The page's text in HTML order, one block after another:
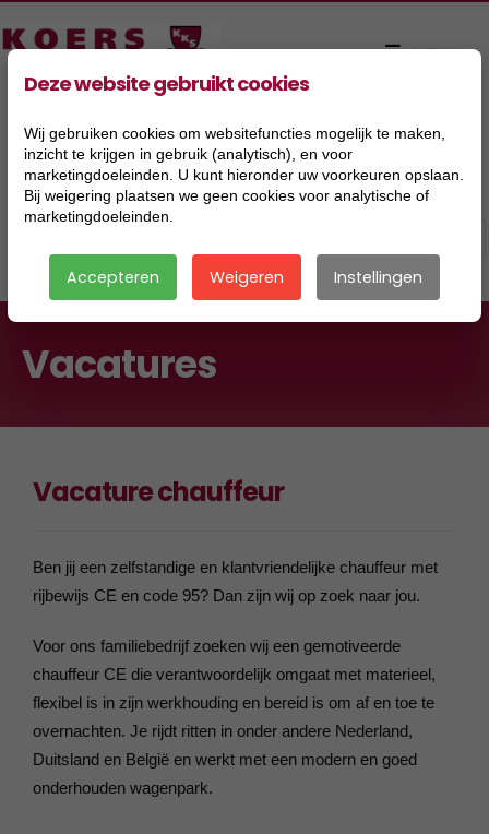
Vacatures
Vacature chauffeur
Ben jij een zelfstandige en klantvriendelijke chauffeur met
rijbewijs CE en code 95? Dan zijn wij op zoek naar jou.
Voor ons familiebedrijf zoeken wij een gemotiveerde
chauffeur CE die verantwoordelijk omgaat met materieel,
flexibel is in zijn werkhouding en bereid is om af en toe te
overnachten. Je rijdt ritten in onder andere Nederland,
Duitsland en België en werkt met een modern en goed
onderhouden wagenpark.
Deze website gebruikt cookies
Wij gebruiken cookies om websitefuncties mogelijk te maken,
inzicht te krijgen in gebruik (analytisch), en voor
marketingdoeleinden. U kunt hieronder uw voorkeuren opslaan.
Bij weigering plaatsen we geen cookies voor analytische of
marketingdoeleinden.
Accepteren Weigeren Instellingen